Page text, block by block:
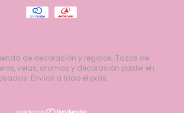
de decoración y regalos. Tazas de
velas, aromas y decoración pastel en
Envíos a todo el país.